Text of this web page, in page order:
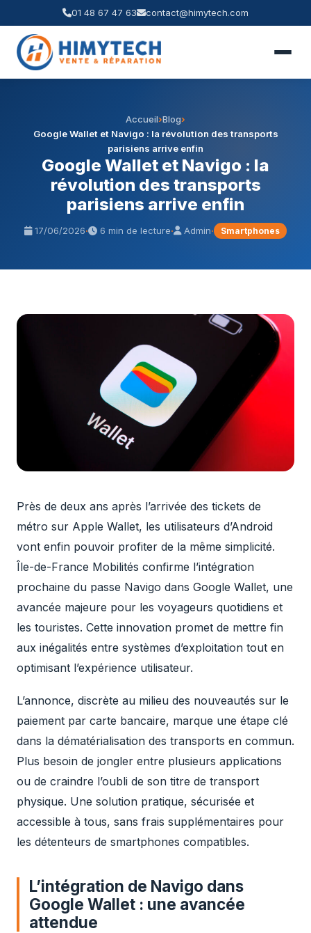
01 48 67 47 63 contact@himytech.com
Accueil›Blog›
Google Wallet et Navigo : la révolution des transports
parisiens arrive enfin
Google Wallet et Navigo : la
révolution des transports
parisiens arrive enfin
17/06/2026· 6 min de lecture· Admin· Smartphones
Près de deux ans après l’arrivée des tickets de
métro sur Apple Wallet, les utilisateurs d’Android
vont enfin pouvoir profiter de la même simplicité.
Île-de-France Mobilités confirme l’intégration
prochaine du passe Navigo dans Google Wallet, une
avancée majeure pour les voyageurs quotidiens et
les touristes. Cette innovation promet de mettre fin
aux inégalités entre systèmes d’exploitation tout en
optimisant l’expérience utilisateur.
L’annonce, discrète au milieu des nouveautés sur le
paiement par carte bancaire, marque une étape clé
dans la dématérialisation des transports en commun.
Plus besoin de jongler entre plusieurs applications
ou de craindre l’oubli de son titre de transport
physique. Une solution pratique, sécurisée et
accessible à tous, sans frais supplémentaires pour
les détenteurs de smartphones compatibles.
L’intégration de Navigo dans
Google Wallet : une avancée
attendue